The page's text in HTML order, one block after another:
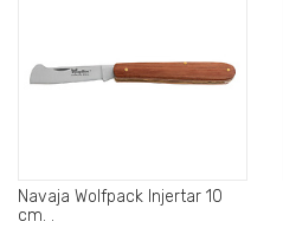
Navaja Wolfpack Injertar 10
cm. .